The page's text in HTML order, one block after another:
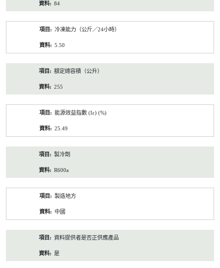
84
冷凍能力（公斤／24小時）
5.50
額定總容積（公升）
255
能源效益指數 (Iε) (%)
25.49
製冷劑
R600a
製造地方
中國
資料提供者是否正供應產品
是